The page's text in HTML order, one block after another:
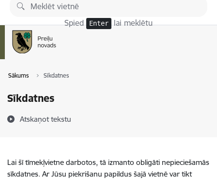
Pāriet uz lapas saturu
Spied Enter lai meklētu
Sākums Sīkdatnes
Sīkdatnes
Atskaņot tekstu
Lai šī tīmekļvietne darbotos, tā izmanto obligāti nepieciešamās
sīkdatnes. Ar Jūsu piekrišanu papildus šajā vietnē var tikt